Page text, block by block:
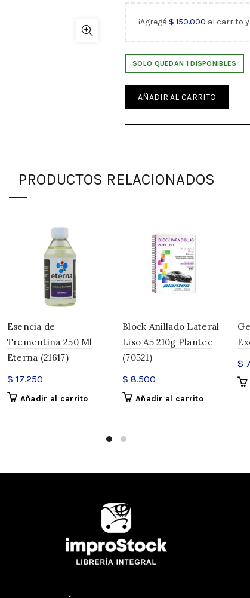
¡Agregá $ 150.000 al carrito
SOLO QUEDAN 1 DISPONIBLES
AÑADIR AL CARRITO
un medio interesante para
de dibujo pigmentada y muy
diseños, diseño de moda e
Punta fina de 1.5mm
SKU:39545
Categorías:
Faber
Marcadores
Marcadores
Compartir
PRODUCTOS RELACIONADOS
Esencia de
Trementina 250 Ml
Eterna (21617)
$ 17.250
Añadir al carrito
Block Anillado Lateral
Liso A5 210g Plantec
(70521)
$ 8.500
Añadir al carrito
$